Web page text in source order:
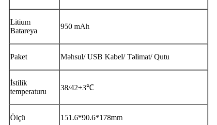
Litium
Batareya
950 mAh
Paket Məhsul/ USB Kabel/ Təlimat/ Qutu
İstilik
temperaturu
38/42±3℃
Ölçü 151.6*90.6*178mm